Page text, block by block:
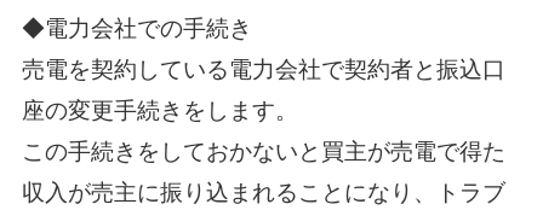
◆電力会社での手続き
売電を契約している電力会社で契約者と振込口
座の変更手続きをします。
この手続きをしておかないと買主が売電で得た
収入が売主に振り込まれることになり、トラブ